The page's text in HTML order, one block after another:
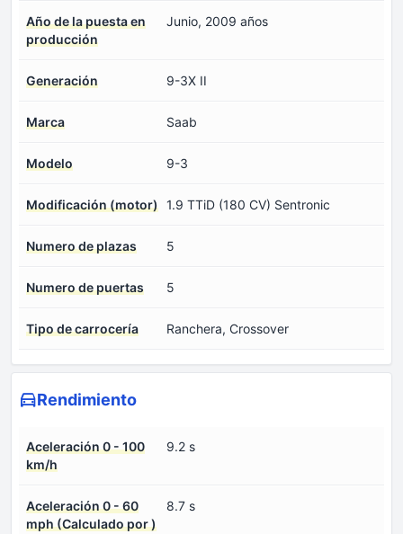
Año de la puesta en
producción
Junio, 2009 años
Generación 9-3X II
Marca Saab
Modelo 9-3
Modificación (motor) 1.9 TTiD (180 CV) Sentronic
Numero de plazas 5
Numero de puertas 5
Tipo de carrocería Ranchera, Crossover
Rendimiento
Aceleración 0 - 100
km/h
9.2 s
Aceleración 0 - 60
mph (Calculado por )
8.7 s